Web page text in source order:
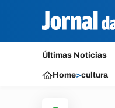
Últimas Notícias
Home>cultura